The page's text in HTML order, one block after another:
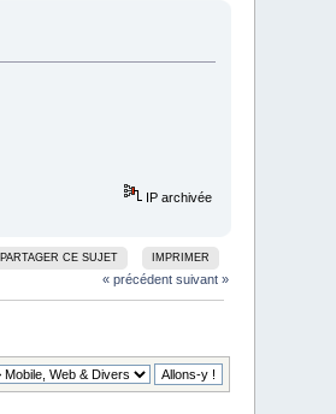
IP archivée
PARTAGER CE SUJET IMPRIMER
« précédent suivant »